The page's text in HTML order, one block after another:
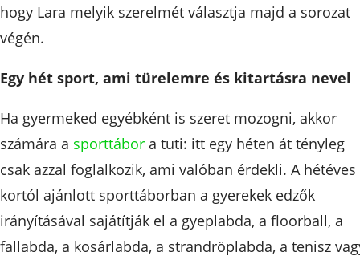
hogy Lara melyik szerelmét választja majd a sorozat
végén.
Egy hét sport, ami türelemre és kitartásra nevel
Ha gyermeked egyébként is szeret mozogni, akkor
számára a sporttábor a tuti: itt egy héten át tényleg
csak azzal foglalkozik, ami valóban érdekli. A hétéves
kortól ajánlott sporttáborban a gyerekek edzők
irányításával sajátítják el a gyeplabda, a floorball, a
fallabda, a kosárlabda, a strandröplabda, a tenisz